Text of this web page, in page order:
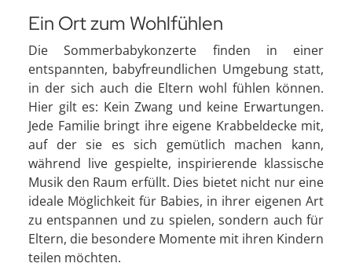
Ein Ort zum Wohlfühlen
Die Sommerbabykonzerte finden in einer
entspannten, babyfreundlichen Umgebung statt,
in der sich auch die Eltern wohl fühlen können.
Hier gilt es: Kein Zwang und keine Erwartungen.
Jede Familie bringt ihre eigene Krabbeldecke mit,
auf der sie es sich gemütlich machen kann,
während live gespielte, inspirierende klassische
Musik den Raum erfüllt. Dies bietet nicht nur eine
ideale Möglichkeit für Babies, in ihrer eigenen Art
zu entspannen und zu spielen, sondern auch für
Eltern, die besondere Momente mit ihren Kindern
teilen möchten.